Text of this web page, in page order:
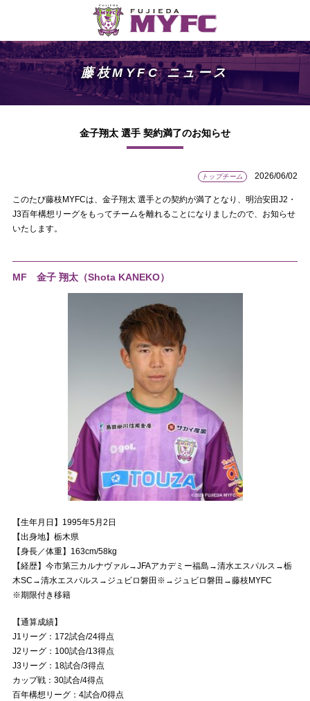
藤枝MYFC ニュース
金子翔太 選手 契約満了のお知らせ
トップチーム 2026/06/02
このたび藤枝MYFCは、金子翔太 選手との契約が満了となり、明治安田J2・
J3百年構想リーグをもってチームを離れることになりましたので、お知らせ
いたします。
MF 金子 翔太（Shota KANEKO）
【生年月日】1995年5月2日
【出身地】栃木県
【身長／体重】163cm/58kg
【経歴】今市第三カルナヴァル→JFAアカデミー福島→清水エスパルス→栃
木SC→清水エスパルス→ジュビロ磐田※→ジュビロ磐田→藤枝MYFC
※期限付き移籍
【通算成績】
J1リーグ：172試合/24得点
J2リーグ：100試合/13得点
J3リーグ：18試合/3得点
カップ戦：30試合/4得点
百年構想リーグ：4試合/0得点